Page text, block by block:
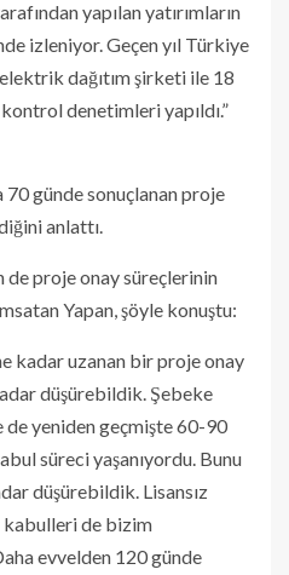
yapılan yatırımların
izleniyor. Geçen yıl Türkiye
dağıtım şirketi ile 18
denetimleri yapıldı.”
70 günde sonuçlanan proje
anlattı.
de proje onay süreçlerinin
Yapan, şöyle konuştu:
kadar uzanan bir proje onay
düşürebildik. Şebeke
de yeniden geçmişte 60-90
süreci yaşanıyordu. Bunu
düşürebildik. Lisansız
de bizim
evvelden 120 günde